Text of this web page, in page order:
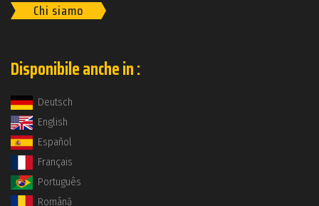
Chi siamo
Disponibile anche in :
Deutsch
English
Español
Français
Português
Română